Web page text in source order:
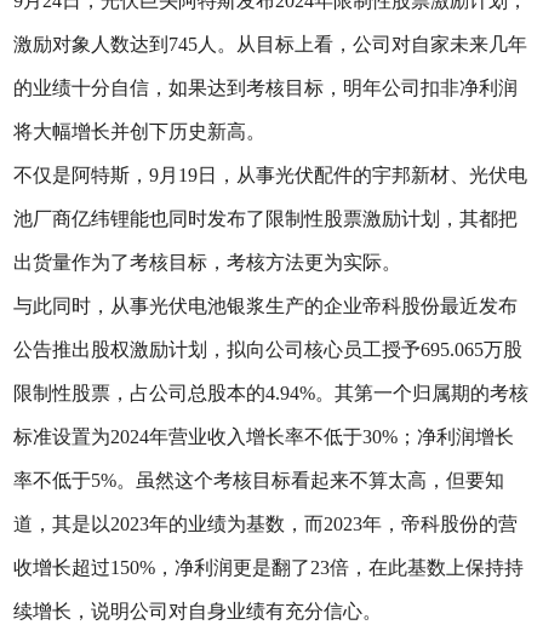
激励对象人数达到745人。从目标上看，公司对自家未来几年
的业绩十分自信，如果达到考核目标，明年公司扣非净利润
将大幅增长并创下历史新高。
不仅是阿特斯，9月19日，从事光伏配件的宇邦新材、光伏电
池厂商亿纬锂能也同时发布了限制性股票激励计划，其都把
出货量作为了考核目标，考核方法更为实际。
与此同时，从事光伏电池银浆生产的企业帝科股份最近发布
公告推出股权激励计划，拟向公司核心员工授予695.065万股
限制性股票，占公司总股本的4.94%。其第一个归属期的考核
标准设置为2024年营业收入增长率不低于30%；净利润增长
率不低于5%。虽然这个考核目标看起来不算太高，但要知
道，其是以2023年的业绩为基数，而2023年，帝科股份的营
收增长超过150%，净利润更是翻了23倍，在此基数上保持持
续增长，说明公司对自身业绩有充分信心。